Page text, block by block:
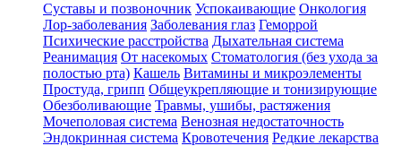
Суставы и позвоночник Успокаивающие Онкология
Лор-заболевания Заболевания глаз Геморрой
Психические расстройства Дыхательная система
Реанимация От насекомых Стоматология (без ухода за
полостью рта) Кашель Витамины и микроэлементы
Простуда, грипп Общеукрепляющие и тонизирующие
Обезболивающие Травмы, ушибы, растяжения
Мочеполовая система Венозная недостаточность
Эндокринная система Кровотечения Редкие лекарства